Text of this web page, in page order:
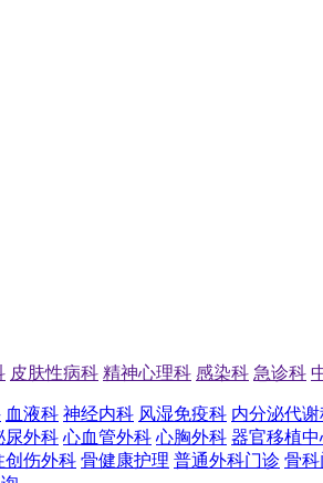
皮肤性病科 精神心理科 感染科 急诊科
血液科 神经内科 风湿免疫科 内分泌代谢
尿外科 心血管外科 心胸外科 器官移植中
创伤外科 骨健康护理 普通外科门诊 骨